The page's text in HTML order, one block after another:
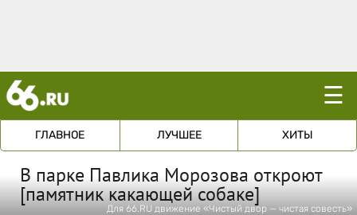
☰
ГЛАВНОЕ ЛУЧШЕЕ ХИТЫ
В парке Павлика Морозова откроют
[памятник какающей собаке]
Для 66.RU движение «Чистый двор — чистая совесть»